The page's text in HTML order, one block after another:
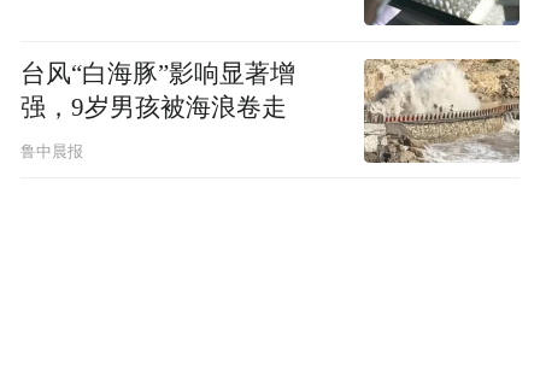
台风“白海豚”影响显著增
强，9岁男孩被海浪卷走
鲁中晨报